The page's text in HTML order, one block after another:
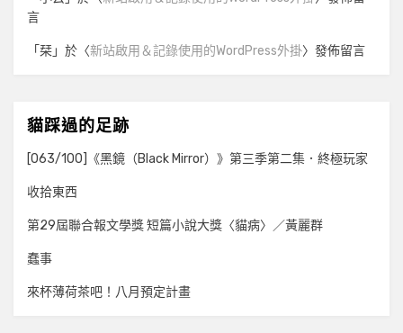
言
「栞」於〈新站啟用＆記錄使用的WordPress外掛〉發佈留言
貓踩過的足跡
[063/100]《黑鏡（Black Mirror）》第三季第二集．終極玩家
收拾東西
第29屆聯合報文學獎 短篇小說大獎〈貓病〉／黃麗群
蠢事
來杯薄荷茶吧！八月預定計畫